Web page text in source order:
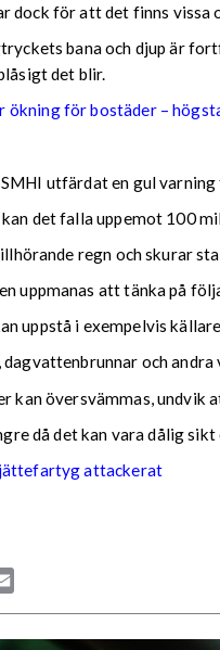
dock för att det finns vissa
bana och djup är
det blir.
ökning för bostäder –
utfärdat en gul
det falla uppemot 100
regn och skurar
uppmanas att tänka på
uppstå i exempelvis
dagvattenbrunnar och
kan översvämmas, undvik
då det kan vara dålig
attackerat